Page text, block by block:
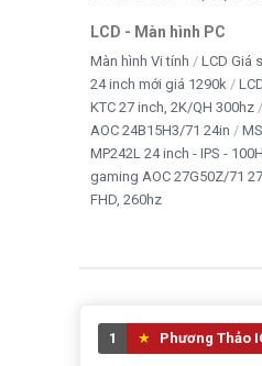
LCD - Màn hình PC
Màn hình Vi tính
LCD Giá
24 inch mới giá 1290k
KTC 27 inch, 2K/QH 300hz
AOC 24B15H3/71 24in
MP242L 24 inch - IPS -
gaming AOC 27G50Z/71
FHD, 260hz
1 Phương Thảo